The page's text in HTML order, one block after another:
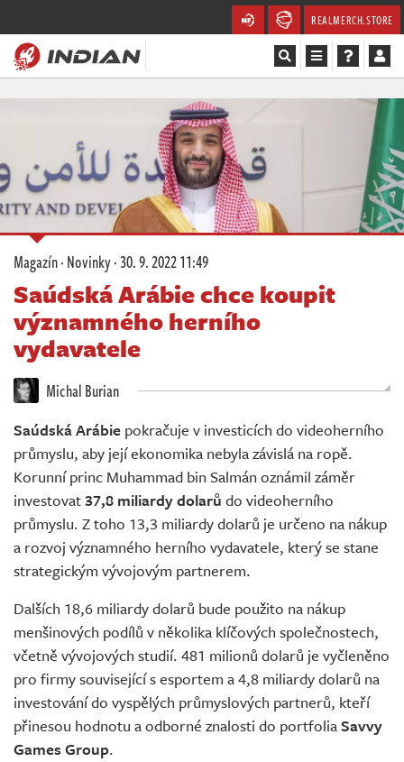
REALMERCH.STORE
Videa
Soutěže
Databáze
Komunita
Redakce
Živě
Magazín·Novinky·30. 9. 2022 11:49
Saúdská Arábie chce koupit
významného herního
vydavatele
Michal Burian
Saúdská Arábie pokračuje v investicích do videoherního
průmyslu, aby její ekonomika nebyla závislá na ropě.
Korunní princ Muhammad bin Salmán oznámil záměr
investovat37,8 miliardy dolarů do videoherního
průmyslu. Z toho 13,3 miliardy dolarů je určeno na nákup
a rozvoj významného herního vydavatele, který se stane
strategickým vývojovým partnerem.
Dalších 18,6 miliardy dolarů bude použito na nákup
menšinových podílů v několika klíčových společnostech,
včetně vývojových studií. 481 milionů dolarů je vyčleněno
pro firmy související s esportem a 4,8 miliardy dolarů na
investování do vyspělých průmyslových partnerů, kteří
přinesou hodnotu a odborné znalosti do portfoliaSavvy
Games Group.